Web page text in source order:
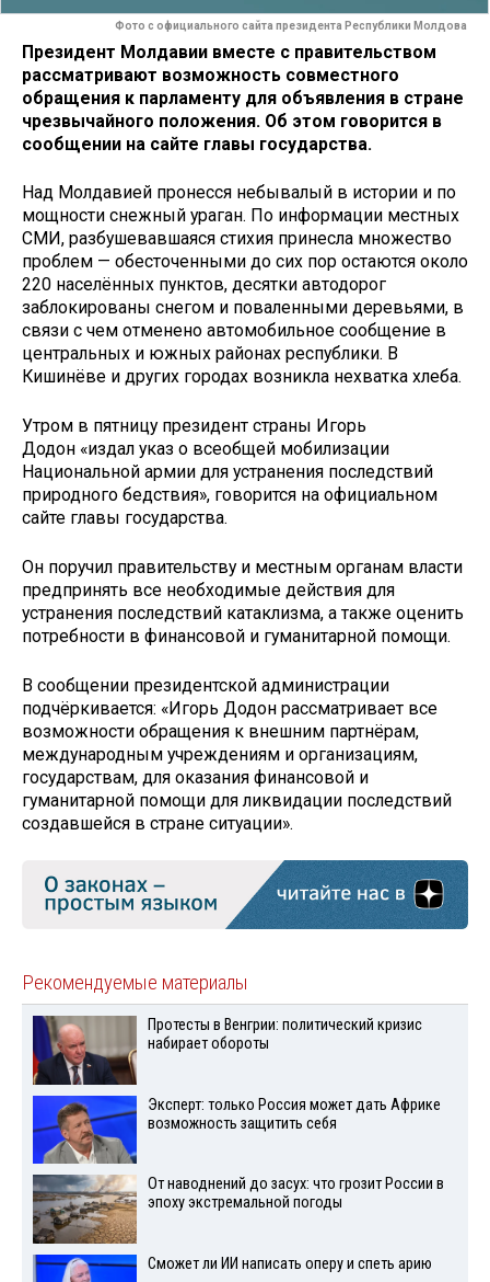
Фото с официального сайта президента Республики Молдова
Президент Молдавии вместе с правительством
рассматривают возможность совместного
обращения к парламенту для объявления в стране
чрезвычайного положения. Об этом говорится в
сообщении на сайте главы государства.
Над Молдавией пронесся небывалый в истории и по
мощности снежный ураган. По информации местных
СМИ, разбушевавшаяся стихия принесла множество
проблем — обесточенными до сих пор остаются около
220 населённых пунктов, десятки автодорог
заблокированы снегом и поваленными деревьями, в
связи с чем отменено автомобильное сообщение в
центральных и южных районах республики. В
Кишинёве и других городах возникла нехватка хлеба.
Утром в пятницу президент страны Игорь
Додон «издал указ о всеобщей мобилизации
Национальной армии для устранения последствий
природного бедствия», говорится на официальном
сайте главы государства.
Он поручил правительству и местным органам власти
предпринять все необходимые действия для
устранения последствий катаклизма, а также оценить
потребности в финансовой и гуманитарной помощи.
В сообщении президентской администрации
подчёркивается: «Игорь Додон рассматривает все
возможности обращения к внешним партнёрам,
международным учреждениям и организациям,
государствам, для оказания финансовой и
гуманитарной помощи для ликвидации последствий
создавшейся в стране ситуации».
Рекомендуемые материалы
Протесты в Венгрии: политический кризис
набирает обороты
Эксперт: только Россия может дать Африке
возможность защитить себя
От наводнений до засух: что грозит России в
эпоху экстремальной погоды
Сможет ли ИИ написать оперу и спеть арию